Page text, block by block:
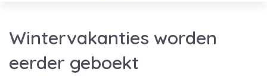
Wintervakanties worden
eerder geboekt